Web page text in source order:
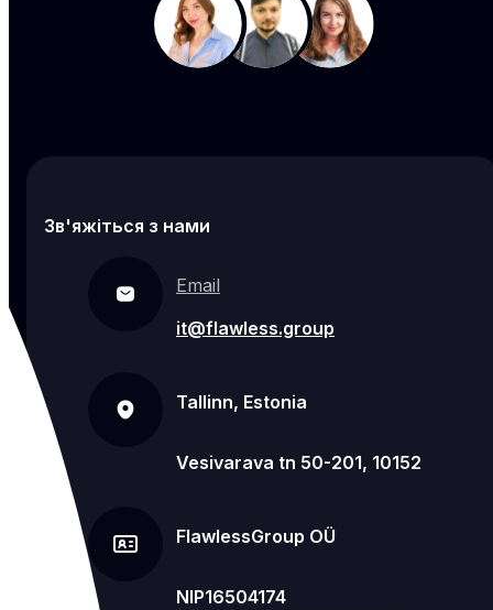
Зв'яжіться з нами
Email
it@flawless.group
Tallinn, Estonia
Vesivarava tn 50-201, 10152
FlawlessGroup OÜ
NIP16504174